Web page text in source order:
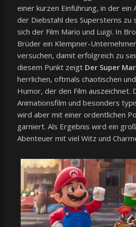
einer kurzen Einführung, in der ein
der Diebstahl des Supersterns zu
sich der Film Mario und Luigi. In
Brüder ein Klempner-
versuchen, damit erfolgreich zu
diesem Punkt zeigt Der Super
herrlichen, oftmals chaotischen
Humor, der den Film auszeichnet.
Animationsfilm und besonders
wird aber mit einer ordentlichen
garniert. Als Ergebnis wird ein
Abenteuer mit viel Witz und